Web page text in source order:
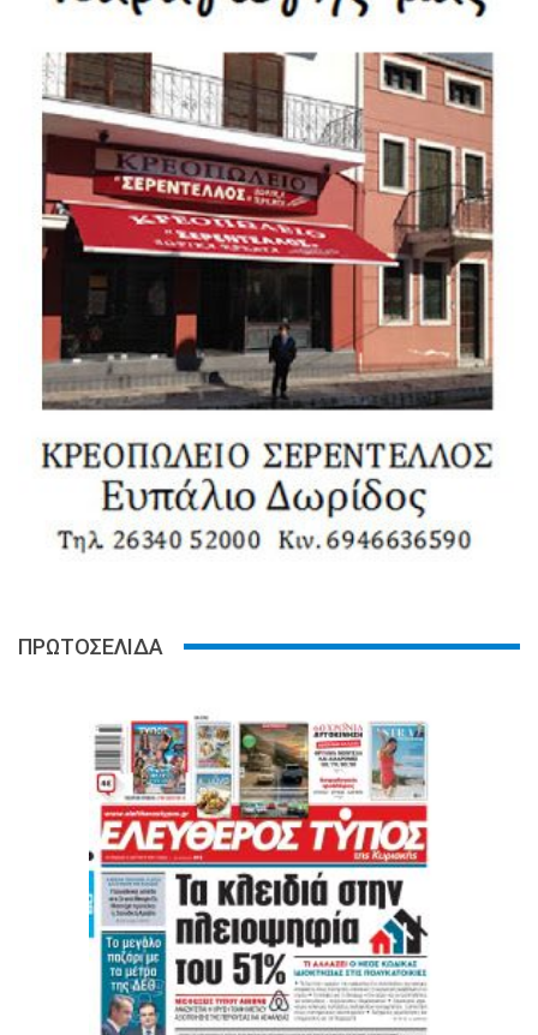
ΠΡΩΤΟΣΕΛΙΔΑ